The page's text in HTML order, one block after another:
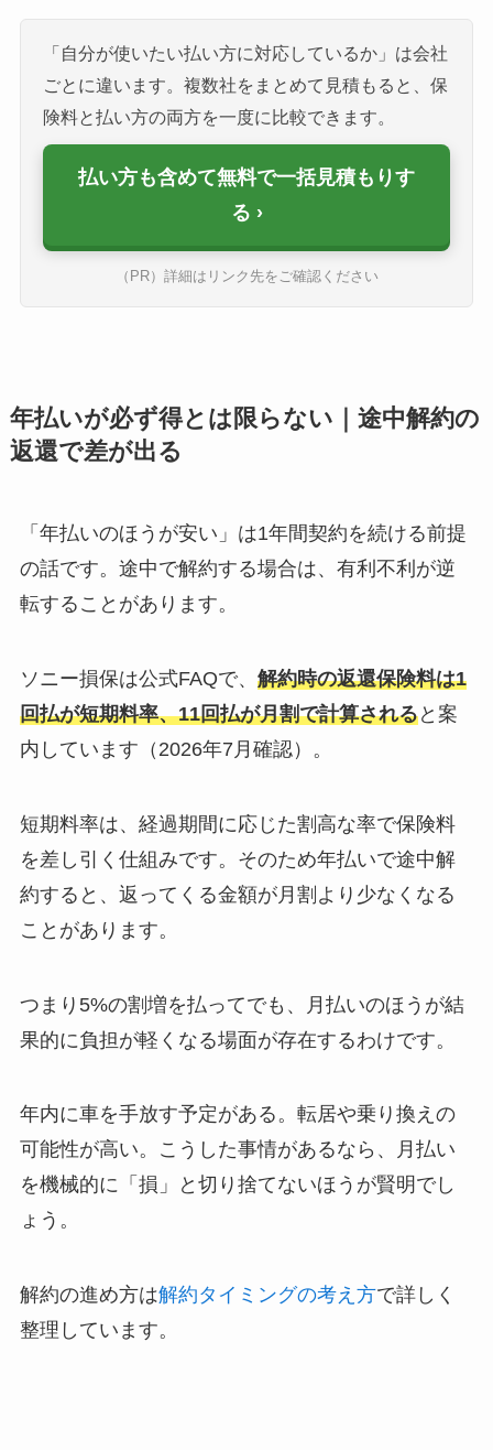
「自分が使いたい払い方に対応しているか」は会社
ごとに違います。複数社をまとめて見積もると、保
険料と払い方の両方を一度に比較できます。
払い方も含めて無料で一括見積もりす
る
（PR）詳細はリンク先をご確認ください
年払いが必ず得とは限らない｜途中解約の
返還で差が出る
「年払いのほうが安い」は1年間契約を続ける前提
の話です。途中で解約する場合は、有利不利が逆
転することがあります。
ソニー損保は公式FAQで、 解約時の返還保険料は1
回払が短期料率、11回払が月割で計算されると案
内しています（2026年7月確認）。
短期料率は、経過期間に応じた割高な率で保険料
を差し引く仕組みです。そのため年払いで途中解
約すると、返ってくる金額が月割より少なくなる
ことがあります。
つまり5%の割増を払ってでも、月払いのほうが結
果的に負担が軽くなる場面が存在するわけです。
年内に車を手放す予定がある。転居や乗り換えの
可能性が高い。こうした事情があるなら、月払い
を機械的に「損」と切り捨てないほうが賢明でし
ょう。
解約の進め方は解約タイミングの考え方で詳しく
整理しています。